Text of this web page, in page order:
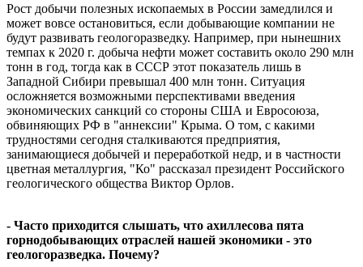
Рост добычи полезных ископаемых в России замедлился и
может вовсе остановиться, если добывающие компании не
будут развивать геологоразведку. Например, при нынешних
темпах к 2020 г. добыча нефти может составить около 290 млн
тонн в год, тогда как в СССР этот показатель лишь в
Западной Сибири превышал 400 млн тонн. Ситуация
осложняется возможными перспективами введения
экономических санкций со стороны США и Евросоюза,
обвиняющих РФ в "аннексии" Крыма. О том, с какими
трудностями сегодня сталкиваются предприятия,
занимающиеся добычей и переработкой недр, и в частности
цветная металлургия, "Ко" рассказал президент Российского
геологического общества Виктор Орлов.
- Часто приходится слышать, что ахиллесова пята
горнодобывающих отраслей нашей экономики - это
геологоразведка. Почему?